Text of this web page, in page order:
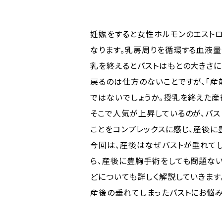
妊娠をすると女性ホルモンのエスト
なります。乳房周りを循環する血液
乳を終えるとバストはもとの大きさ
戻るのは仕方のないことですが、「
ではないでしょうか。授乳を終えた
そこで人気が上昇しているのが、バ
ことをコンプレックスに感じ、産後
今回は、産後はなぜバストが垂れて
ら、産後に豊胸手術をしても問題な
どについても詳しく解説していきます
産後の垂れてしまったバストにお悩